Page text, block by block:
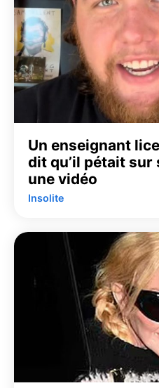
Un enseignant
dit qu’il pétait sur
une vidéo
Insolite